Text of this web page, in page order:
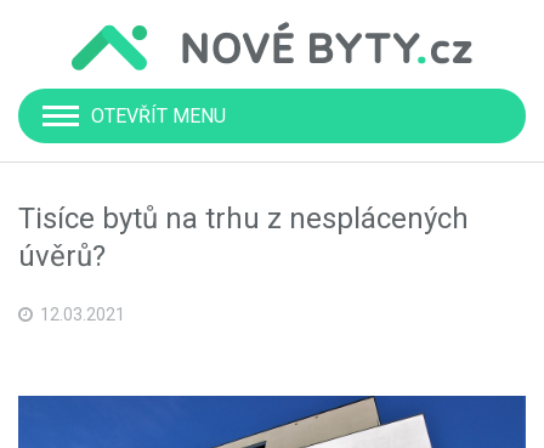
OTEVŘÍT MENU
Tisíce bytů na trhu z nesplácených
úvěrů?
12.03.2021